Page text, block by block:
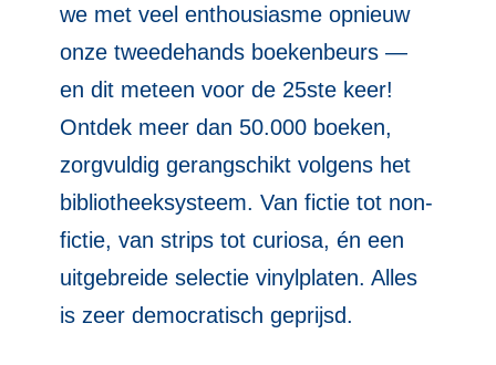
we met veel enthousiasme opnieuw
onze tweedehands boekenbeurs —
en dit meteen voor de 25ste keer!
Ontdek meer dan 50.000 boeken,
zorgvuldig gerangschikt volgens het
bibliotheeksysteem. Van fictie tot non-
fictie, van strips tot curiosa, én een
uitgebreide selectie vinylplaten. Alles
is zeer democratisch geprijsd.